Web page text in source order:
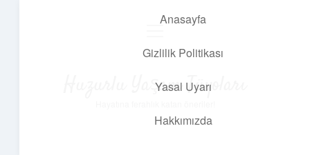
Anasayfa
Gizlilik Politikası
Yasal Uyarı
Hakkımızda
Huzurlu Yaşam Tüyoları